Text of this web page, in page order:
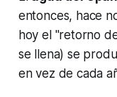
entonces, hace
hoy el "retorno
se llena) se
en vez de cada